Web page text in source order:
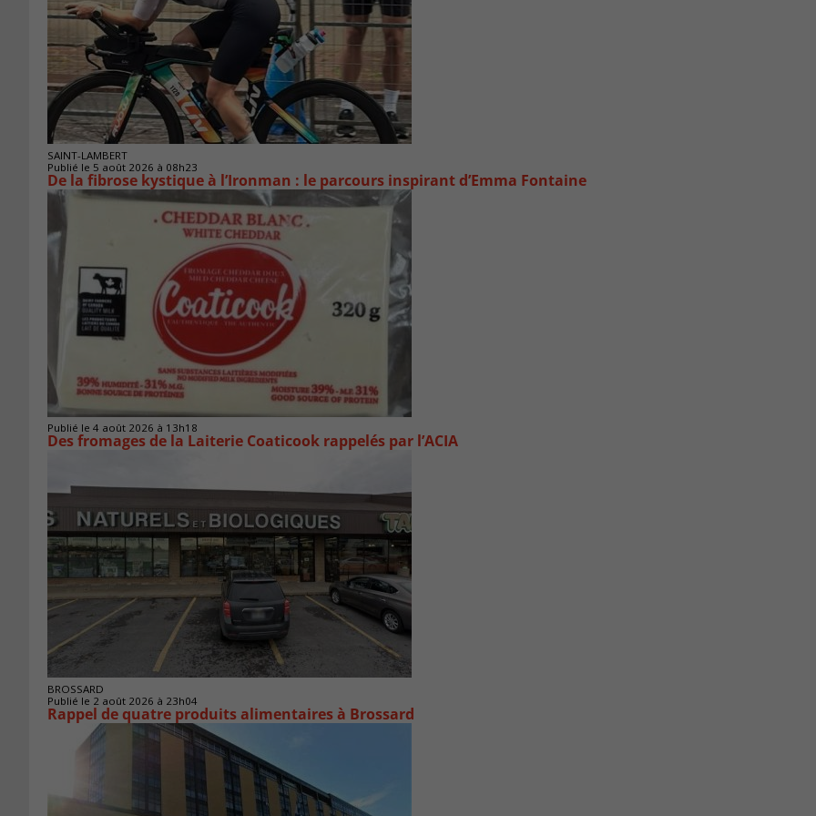
SAINT-LAMBERT
Publié le 5 août 2026 à 08h23
De la fibrose kystique à l’Ironman : le parcours inspirant d’Emma Fontaine
Publié le 4 août 2026 à 13h18
Des fromages de la Laiterie Coaticook rappelés par l’ACIA
BROSSARD
Publié le 2 août 2026 à 23h04
Rappel de quatre produits alimentaires à Brossard